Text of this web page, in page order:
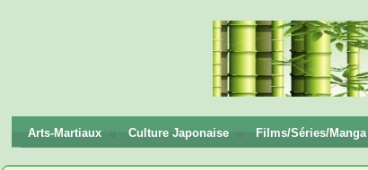
Ryū
Arts-Martiaux Culture Japonaise Films/Séries/Manga